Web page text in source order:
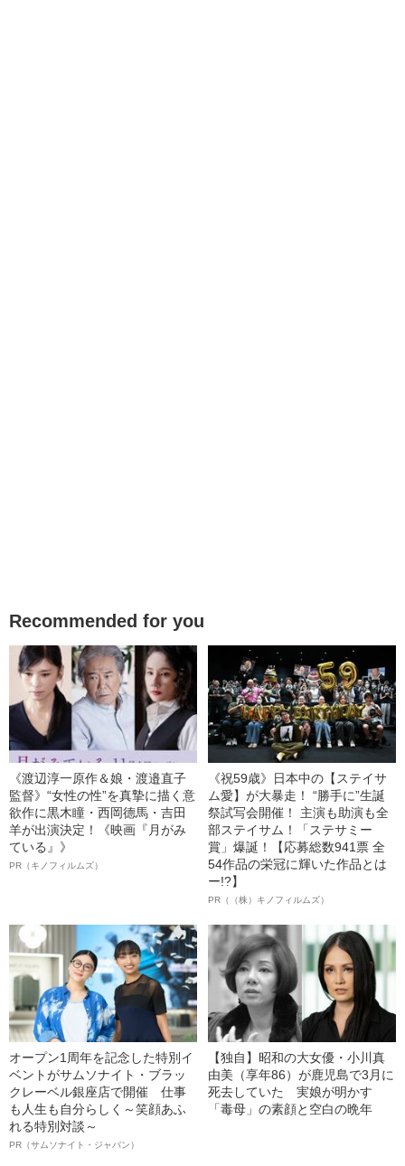
Recommended for you
《渡辺淳一原作＆娘・渡邉直子
監督》“女性の性”を真摯に描く意
欲作に黒木瞳・西岡德馬・吉田
羊が出演決定！《映画『月がみ
ている』》
PR（キノフィルムズ）
《祝59歳》日本中の【ステイサ
ム愛】が大暴走！ “勝手に”生誕
祭試写会開催！ 主演も助演も全
部ステイサム！「ステサミー
賞」爆誕！【応募総数941票 全
54作品の栄冠に輝いた作品とは
ー!?】
PR（（株）キノフィルムズ）
オープン1周年を記念した特別イ
ベントがサムソナイト・ブラッ
クレーベル銀座店で開催 仕事
も人生も自分らしく～笑顔あふ
れる特別対談～
PR（サムソナイト・ジャパン）
【独自】昭和の大女優・小川真
由美（享年86）が鹿児島で3月に
死去していた 実娘が明かす
「毒母」の素顔と空白の晩年